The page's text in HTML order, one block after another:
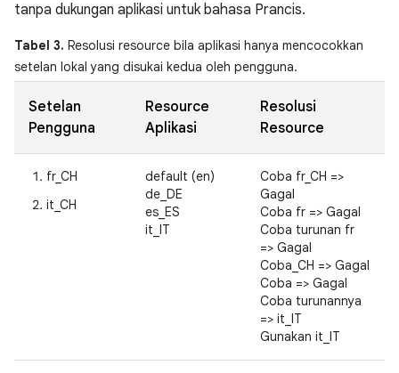
tanpa dukungan aplikasi untuk bahasa Prancis.
Tabel 3. Resolusi resource bila aplikasi hanya mencocokkan
setelan lokal yang disukai kedua oleh pengguna.
Setelan
Pengguna
Resource
Aplikasi
Resolusi
Resource
fr_CH
it_CH
default (en)
de_DE
es_ES
it_IT
Coba fr_CH =>
Gagal
Coba fr => Gagal
Coba turunan fr
=> Gagal
Coba_CH => Gagal
Coba => Gagal
Coba turunannya
=> it_IT
Gunakan it_IT